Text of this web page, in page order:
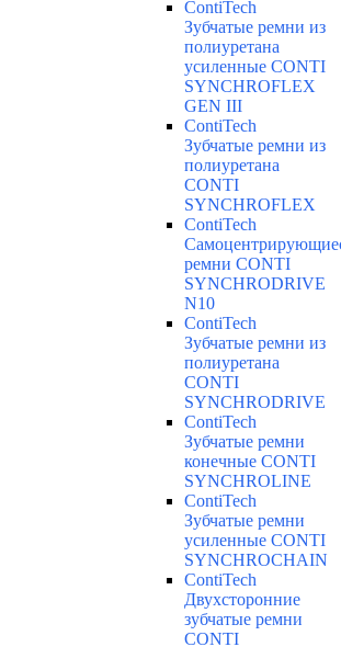
ContiTech
Зубчатые ремни из
полиуретана
усиленные CONTI
SYNCHROFLEX
GEN III
ContiTech
Зубчатые ремни из
полиуретана
CONTI
SYNCHROFLEX
ContiTech
ремни CONTI
SYNCHRODRIVE
N10
ContiTech
Зубчатые ремни из
полиуретана
CONTI
SYNCHRODRIVE
ContiTech
Зубчатые ремни
конечные CONTI
SYNCHROLINE
ContiTech
Зубчатые ремни
усиленные CONTI
SYNCHROCHAIN
ContiTech
Двухсторонние
зубчатые ремни
CONTI